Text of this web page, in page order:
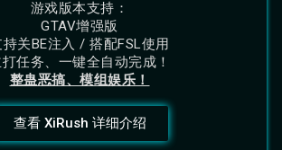
游戏版本支持：
GTAV增强版
持关BE注入 / 搭配FSL使用
任务、一键全自动完成！
整蛊恶搞、模组娱乐！
查看 XiRush 详细介绍